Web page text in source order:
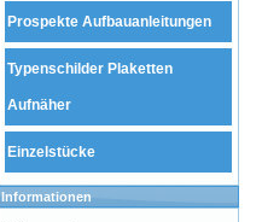
Prospekte Aufbauanleitungen
Typenschilder Plaketten
Aufnäher
Einzelstücke
Informationen